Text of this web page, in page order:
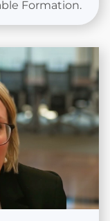
Formation.